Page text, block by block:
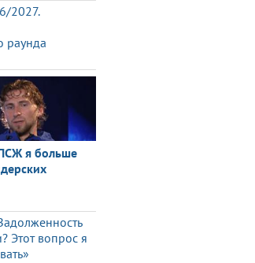
2027.
раунда
я больше
Этот вопрос я